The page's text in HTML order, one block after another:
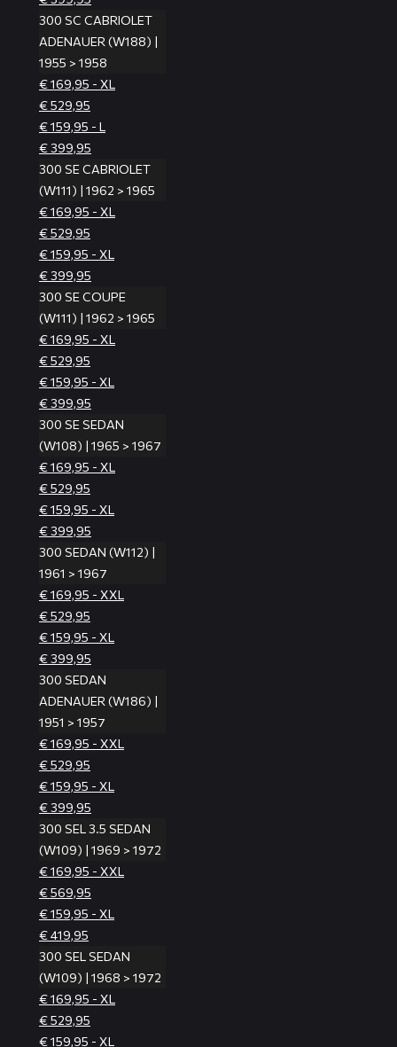
300 SC CABRIOLET
ADENAUER (W188) |
1955 > 1958
€ 169,95 - XL
€ 529,95
€ 159,95 - L
€ 399,95
300 SE CABRIOLET
(W111) | 1962 > 1965
€ 169,95 - XL
€ 529,95
€ 159,95 - XL
€ 399,95
300 SE COUPE
(W111) | 1962 > 1965
€ 169,95 - XL
€ 529,95
€ 159,95 - XL
€ 399,95
300 SE SEDAN
(W108) | 1965 > 1967
€ 169,95 - XL
€ 529,95
€ 159,95 - XL
€ 399,95
300 SEDAN (W112) |
1961 > 1967
€ 169,95 - XXL
€ 529,95
€ 159,95 - XL
€ 399,95
300 SEDAN
ADENAUER (W186) |
1951 > 1957
€ 169,95 - XXL
€ 529,95
€ 159,95 - XL
€ 399,95
300 SEL 3.5 SEDAN
(W109) | 1969 > 1972
€ 169,95 - XXL
€ 569,95
€ 159,95 - XL
€ 419,95
300 SEL SEDAN
(W109) | 1968 > 1972
€ 169,95 - XL
€ 529,95
€ 159,95 - XL